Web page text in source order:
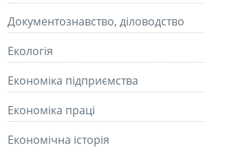
Документознавство, діловодство
Екологія
Економіка підприємства
Економіка праці
Економічна історія